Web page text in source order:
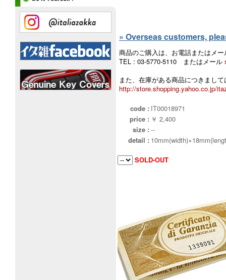
» Overseas customers,
商品のご購入は、お電話またはメ
TEL : 03-5770-5110 またはメール
また、在庫がある商品につきまし
http://store.shopping.yahoo.co.jp/
code : IT00018971
price : ￥ 2,400
size : --
detail :
SOLD-OUT